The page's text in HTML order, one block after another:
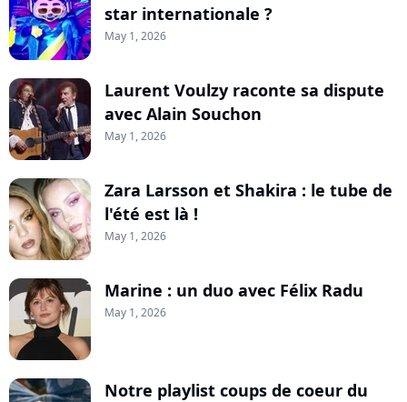
star internationale ?
May 1, 2026
Laurent Voulzy raconte sa dispute
avec Alain Souchon
May 1, 2026
Zara Larsson et Shakira : le tube de
l'été est là !
May 1, 2026
Marine : un duo avec Félix Radu
May 1, 2026
Notre playlist coups de coeur du